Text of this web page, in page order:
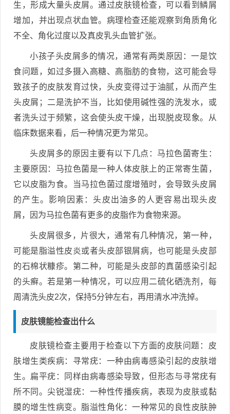
生，形成大量头皮屑。通过皮肤镜检查，可以看到鳞屑
增加，并出现点状血管。病理检查还能观察到角质角化
不全、角化过度以及真皮乳头血管扩张。
小孩子头皮屑多的情况，通常有两类原因：一是饮
食问题，如过多摄入高糖、高脂肪的食物，这可能会导
致孩子的皮肤发育过快，头皮变得过于油腻，从而产生
头皮屑；二是洗护不当，比如使用碱性强的洗发水，或
者洗头过于频繁，这会使头皮干燥，出现脱皮现象。从
临床数据来看，后一种情况更为常见。
头皮屑多的原因主要有以下几点：马拉色菌寄生：
主要原因：马拉色菌是一种人体皮肤上的正常寄生菌，
它以皮脂为食。当马拉色菌过度增殖时，会导致头皮屑
的产生。影响因素：头皮出油多的人更容易出现头皮
屑，因为马拉色菌有更多的皮脂作为食物来源。
头皮屑很多，片很大，通常有几种情况，第一种，
可能是脂溢性皮炎或者头皮部银屑病，也可能是头皮部
的石棉状糠疹。第二种，可能是头皮部的真菌感染引起
的头癣。若是第一种情况，可以应用二硫化硒洗剂，每
周清洗头皮2次，保持5分钟左右，再用清水冲洗掉。
皮肤镜能检查出什么
皮肤镜检查主要用于检查以下方面的皮肤问题：皮
肤增生类疾病：寻常疣：一种由病毒感染引起的皮肤增
生。扁平疣：同样由病毒感染导致，但形态与寻常疣有
所不同。尖锐湿疣：一种性传播疾病，表现为皮肤或黏
膜的增生性病变。脂溢性角化：一种常见的良性皮肤肿